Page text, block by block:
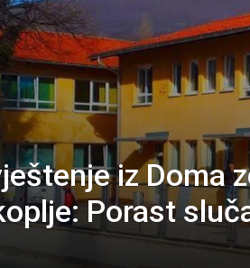
iz Doma
Porast